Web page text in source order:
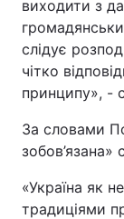
виходити з
слідує
чітко
принципу», -
За словами
«Україна як
традиціями